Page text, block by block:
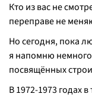
Кто из вас не
переправе не
Но сегодня, пока
я напомню
посвящённых
В 1972-1973 годах